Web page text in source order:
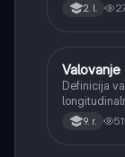
spektrov.
2. l.
Fizika
Valovanje
Definicija
valovna
9. r. 51